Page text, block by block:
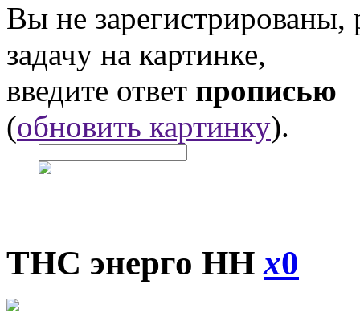
Вы не
задачу на картинке,
введите ответ прописью
(обновить картинку).
ТНС энерго ННx0